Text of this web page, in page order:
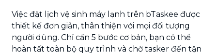
Việc đặt lịch vệ sinh máy lạnh trên bTaskee được
thiết kế đơn giản, thân thiện với mọi đối tượng
người dùng. Chỉ cần 5 bước cơ bản, bạn có thể
hoàn tất toàn bộ quy trình và chờ tasker đến tận